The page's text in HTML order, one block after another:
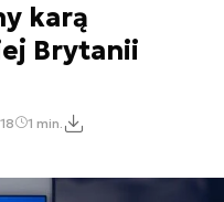
karą
Brytanii
1 min.